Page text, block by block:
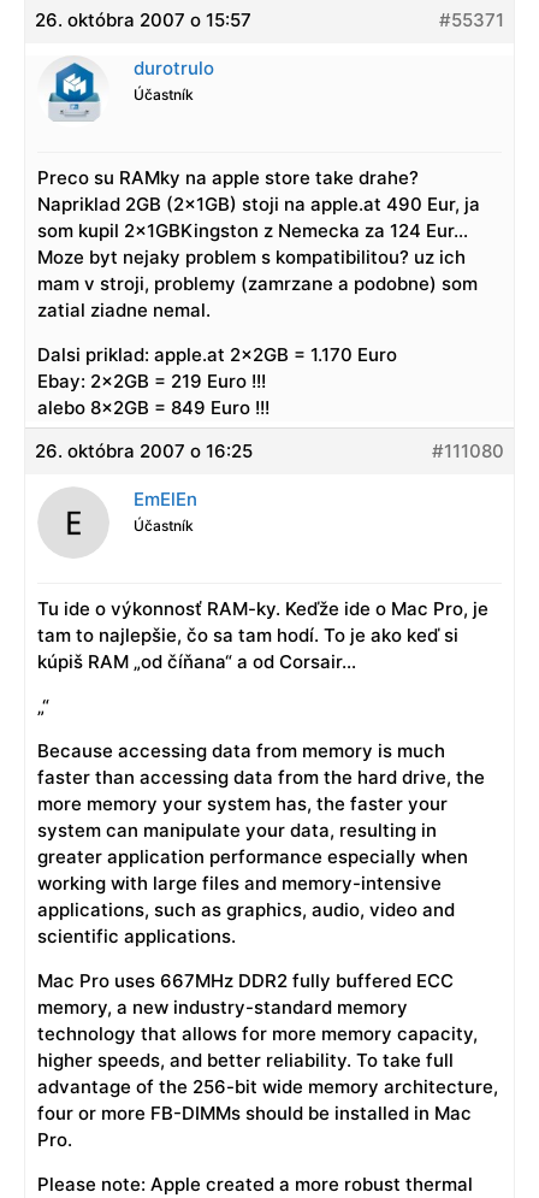
26. októbra 2007 o 15:57 #55371
durotrulo
Účastník
Preco su RAMky na apple store take drahe?
Napriklad 2GB (2x1GB) stoji na apple.at 490 Eur, ja
som kupil 2x1GBKingston z Nemecka za 124 Eur…
Moze byt nejaky problem s kompatibilitou? uz ich
mam v stroji, problemy (zamrzane a podobne) som
zatial ziadne nemal.
Dalsi priklad: apple.at 2x2GB = 1.170 Euro
Ebay: 2x2GB = 219 Euro !!!
alebo 8x2GB = 849 Euro !!!
26. októbra 2007 o 16:25
#111080
EmElEn
Účastník
Tu ide o výkonnosť RAM-ky. Keďže ide o Mac Pro, je
tam to najlepšie, čo sa tam hodí. To je ako keď si
kúpiš RAM „od číňana“ a od Corsair…
„“
Because accessing data from memory is much
faster than accessing data from the hard drive, the
more memory your system has, the faster your
system can manipulate your data, resulting in
greater application performance especially when
working with large files and memory-intensive
applications, such as graphics, audio, video and
scientific applications.
Mac Pro uses 667MHz DDR2 fully buffered ECC
memory, a new industry-standard memory
technology that allows for more memory capacity,
higher speeds, and better reliability. To take full
advantage of the 256-bit wide memory architecture,
four or more FB-DIMMs should be installed in Mac
Pro.
Please note: Apple created a more robust thermal